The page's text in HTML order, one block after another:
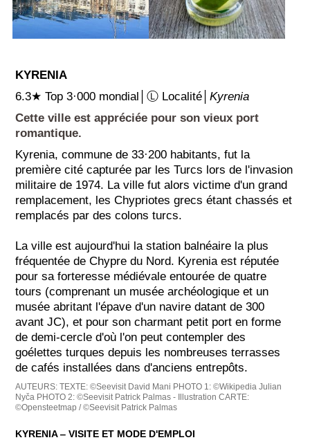
KYRENIA
6.3★ Top 3·000 mondial│Ⓛ Localité│Kyrenia
Cette ville est appréciée pour son vieux port
romantique.
Kyrenia, commune de 33·200 habitants, fut la
première cité capturée par les Turcs lors de l'invasion
militaire de 1974. La ville fut alors victime d'un grand
remplacement, les Chypriotes grecs étant chassés et
remplacés par des colons turcs.
La ville est aujourd'hui la station balnéaire la plus
fréquentée de Chypre du Nord. Kyrenia est réputée
pour sa forteresse médiévale entourée de quatre
tours (comprenant un musée archéologique et un
musée abritant l'épave d'un navire datant de 300
avant JC), et pour son charmant petit port en forme
de demi-cercle d'où l'on peut contempler des
goélettes turques depuis les nombreuses terrasses
de cafés installées dans d'anciens entrepôts.
AUTEURS:TEXTE: ©Seevisit David Mani PHOTO 1: ©Wikipedia Julian
Nyča PHOTO 2: ©Seevisit Patrick Palmas - Illustration CARTE:
©Opensteetmap / ©Seevisit Patrick Palmas
KYRENIA ‒ VISITE ET MODE D'EMPLOI